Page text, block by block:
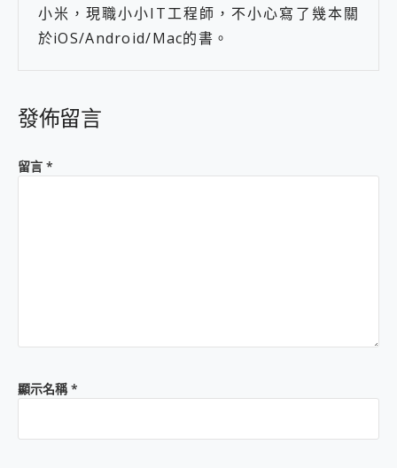
小米，現職小小IT工程師，不小心寫了幾本關
於iOS/Android/Mac的書。
發佈留言
留言 *
顯示名稱*